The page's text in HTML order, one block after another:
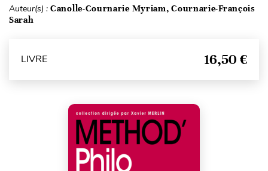
Auteur(s) : Canolle-Cournarie Myriam, Cournarie-François
Sarah
LIVRE 16,50 €